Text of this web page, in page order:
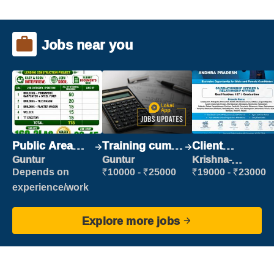
Jobs near you
Public Area
Cleaner
Guntur
Depends on
experience/work
Training cum
Placement
Guntur
₹10000 - ₹25000
Client
Relationship
Executive
Krishna-
vijayawada
₹19000 - ₹23000
Explore more jobs